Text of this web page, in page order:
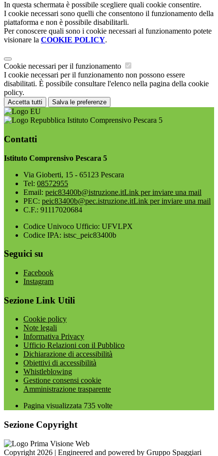
In questa schermata è possibile scegliere quali cookie consentire.
I cookie necessari sono quelli che consentono il funzionamento della
piattaforma e non è possibile disabilitarli.
Per conoscere quali sono i cookie necessari al funzionamento potete
visionare la COOKIE POLICY.
Cookie necessari per il funzionamento
I cookie necessari per il funzionamento non possono essere
disabilitati. È possibile consultare l'elenco nella pagina della cookie
policy.
Accetta tutti Salva le preferenze
Istituto Comprensivo Pescara 5
Contatti
Istituto Comprensivo Pescara 5
Via Gioberti, 15 - 65123 Pescara
Tel: 08572955
Email: peic83400b@istruzione.itLink per inviare una mail
PEC: peic83400b@pec.istruzione.itLink per inviare una mail
C.F.: 91117020684
Codice Univoco Ufficio: UFVLPX
Codice IPA: istsc_peic83400b
Seguici su
Facebook
Instagram
Sezione Link Utili
Cookie policy
Note legali
Informativa Privacy
Ufficio Relazioni con il Pubblico
Dichiarazione di accessibilità
Obiettivi di accessibilità
Whistleblowing
Gestione consensi cookie
Amministrazione trasparente
Pagina visualizzata 735 volte
Sezione Copyright
Copyright 2026 | Engineered and powered by Gruppo Spaggiari